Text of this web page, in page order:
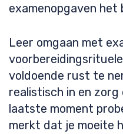
examenopgaven het
Leer omgaan met
voldoende rust te
realistisch in en
laatste moment
merkt dat je moeite